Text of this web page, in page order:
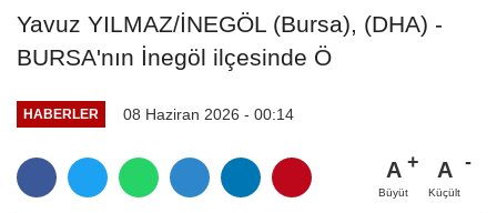
Yavuz YILMAZ/İNEGÖL (Bursa), (DHA) -
BURSA'nın İnegöl ilçesinde Ö
HABERLER 08 Haziran 2026 - 00:14
A
Büyüt
A
Küçült